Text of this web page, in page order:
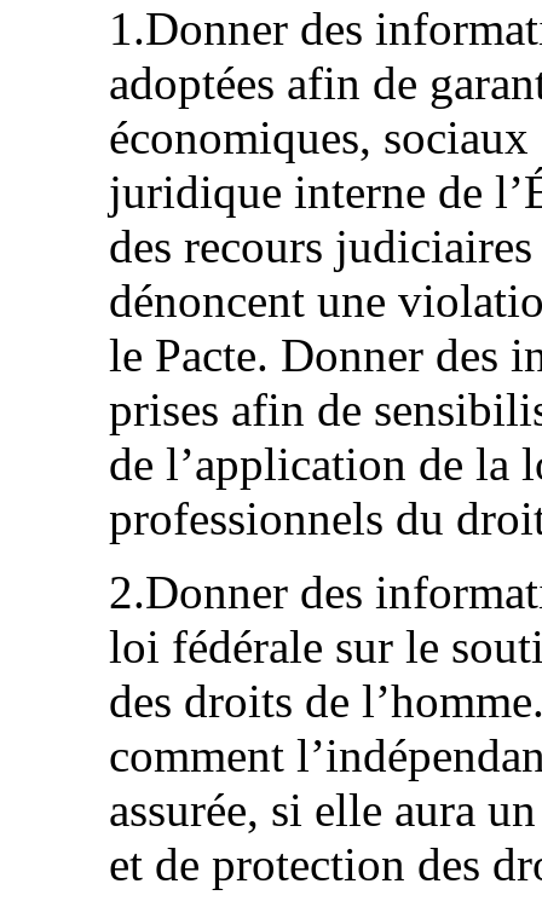
1.Donner des
adoptées afin de
économiques,
juridique interne de
des recours
dénoncent une
le Pacte. Donner des
prises afin de
de l’application de la
professionnels du
2.Donner des
loi fédérale sur le
des droits de
comment
assurée, si elle aura
et de protection des